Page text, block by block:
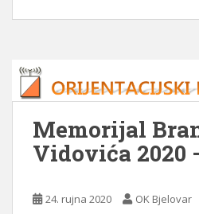
Memorijal
Vidovića 2020
24. rujna 2020 OK Bjelovar